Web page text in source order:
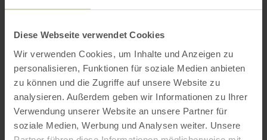
Diese Webseite verwendet Cookies
Wir verwenden Cookies, um Inhalte und Anzeigen zu
personalisieren, Funktionen für soziale Medien anbieten
zu können und die Zugriffe auf unsere Website zu
analysieren. Außerdem geben wir Informationen zu Ihrer
Verwendung unserer Website an unsere Partner für
soziale Medien, Werbung und Analysen weiter. Unsere